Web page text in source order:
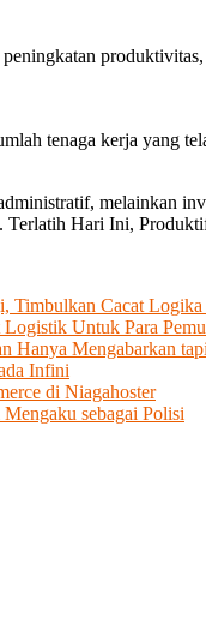
tenaga kerja yang
melainkan
Terlatih Hari Ini,
Timbulkan Cacat
Untuk Para
Hanya Mengabarkan
Infini
di Niagahoster
sebagai Polisi